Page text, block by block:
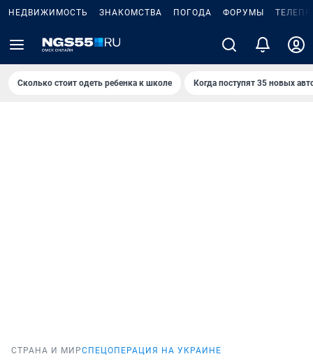
НЕДВИЖИМОСТЬ ЗНАКОМСТВА ПОГОДА ФОРУМЫ
Сколько стоит одеть ребенка к школе Когда поступят 35 новых
СТРАНА И МИРСПЕЦОПЕРАЦИЯ НА УКРАИНЕ